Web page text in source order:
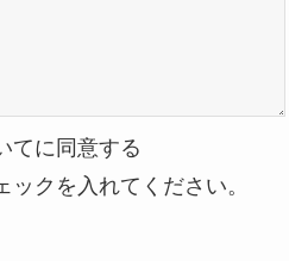
てに同意する
クを入れてください。